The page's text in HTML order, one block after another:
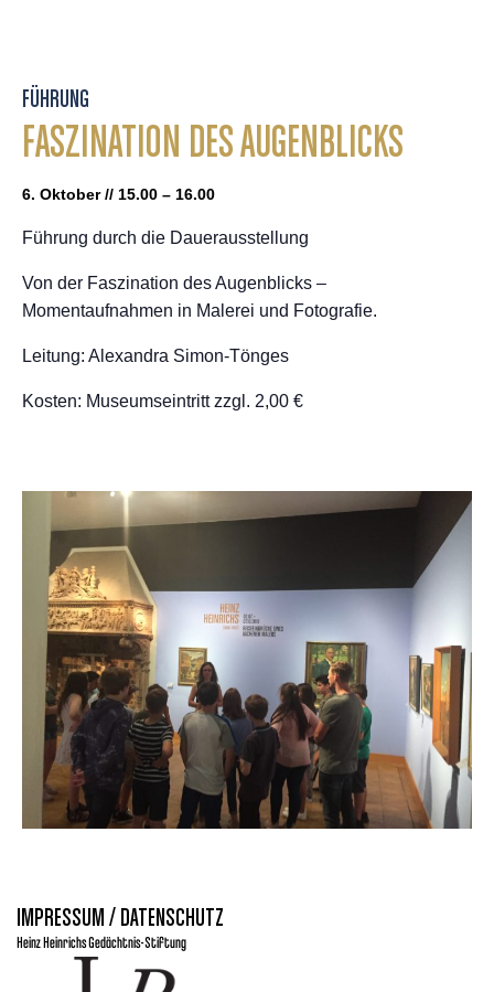
FÜHRUNG
FASZINATION DES AUGENBLICKS
6. Oktober // 15.00 – 16.00
Führung durch die Dauerausstellung
Von der Faszination des Augenblicks –
Momentaufnahmen in Malerei und Fotografie.
Leitung: Alexandra Simon-Tönges
Kosten: Museumseintritt zzgl. 2,00 €
IMPRESSUM / DATENSCHUTZ
Heinz Heinrichs Gedächtnis-Stiftung